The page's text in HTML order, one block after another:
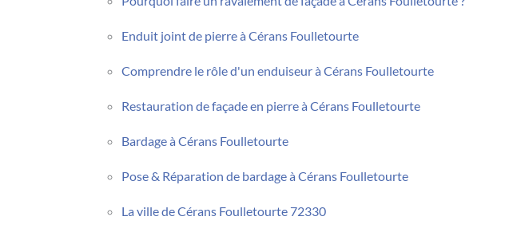
Enduit joint de pierre à Cérans Foulletourte
Comprendre le rôle d'un enduiseur à Cérans Foulletourte
Restauration de façade en pierre à Cérans Foulletourte
Bardage à Cérans Foulletourte
Pose & Réparation de bardage à Cérans Foulletourte
La ville de Cérans Foulletourte 72330